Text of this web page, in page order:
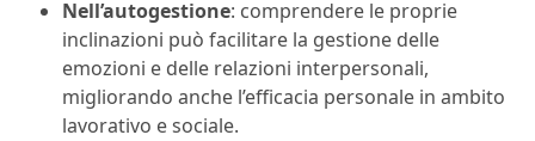
Nell’autogestione: comprendere le proprie
inclinazioni può facilitare la gestione delle
emozioni e delle relazioni interpersonali,
migliorando anche l’efficacia personale in ambito
lavorativo e sociale.